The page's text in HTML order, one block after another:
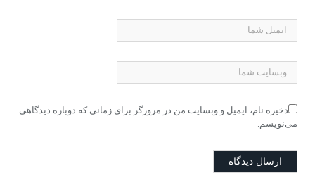
ذخیره نام، ایمیل و وبسایت من در مرورگر برای زمانی که دوباره دیدگاهی
می‌نویسم.